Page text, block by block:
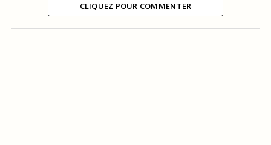
CLIQUEZ POUR COMMENTER